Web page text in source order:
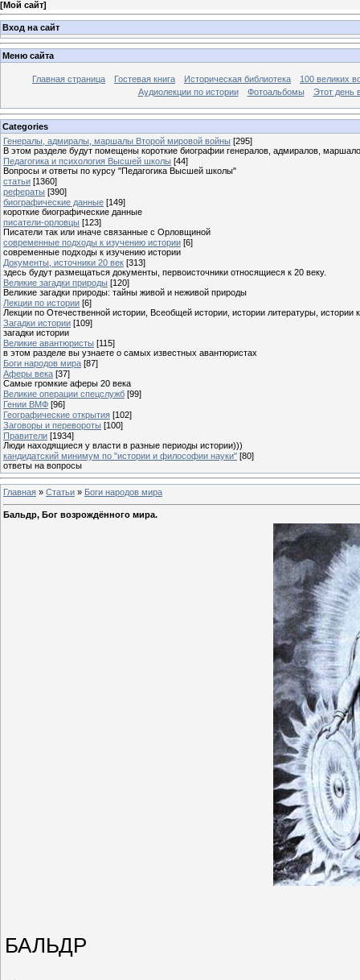
[Мой сайт]
Вход на сайт
Меню сайта
Главная страница Гостевая книга Историческая библиотека
100 великих
Аудиолекции по истории
Фотоальбомы Этот день
Categories
Генералы, адмиралы, маршалы Второй мировой войны [295]
В этом разделе будут помещены короткие биографии генералов, адмиралов,
Педагогика и психология Высшей школы [44]
Вопросы и ответы по курсу "Педагогика Высшей школы"
статьи [1360]
рефераты [390]
биографические данные [149]
короткие биографические данные
писатели-орловцы [123]
Писатели так или иначе связанные с Орловщиной
современные подходы к изучению истории [6]
современные подходы к изучению истории
Документы, источники 20 век [313]
здесь будут размещаться документы, первоисточники относящиеся к 20 веку.
Великие загадки природы [120]
Великие загадки природы: тайны живой и неживой природы
Лекции по истории [6]
Лекции по Отечественной истории, Всеобщей истории, истории литературы, истории
Загадки истории [109]
загадки истории
Великие авантюристы [115]
в этом разделе вы узнаете о самых известных авантюристах
Боги народов мира [87]
Аферы века [37]
Самые громкие аферы 20 века
Великие операции спецслужб [99]
Гении ВМФ [96]
Географические открытия [102]
Заговоры и перевороты [100]
Правители [1934]
Люди находящиеся у власти в разные периоды истории)))
кандидатский минимум по "истории и философии науки" [80]
ответы на вопросы
Главная » Статьи » Боги народов мира
Бальдр, Бог возрождённого мира.
БАЛЬДР